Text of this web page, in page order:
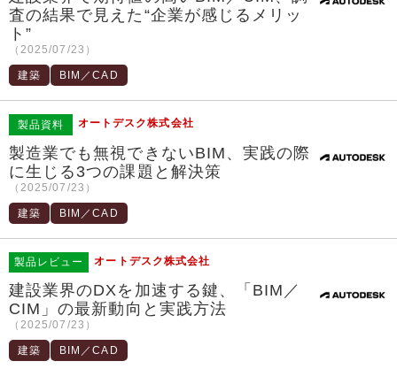
査の結果で見えた“企業が感じるメリッ
ト”
（2025/07/23）
建築 BIM／CAD
製品資料 オートデスク株式会社
製造業でも無視できないBIM、実践の際
に生じる3つの課題と解決策
（2025/07/23）
建築 BIM／CAD
製品レビュー オートデスク株式会社
建設業界のDXを加速する鍵、「BIM／
CIM」の最新動向と実践方法
（2025/07/23）
建築 BIM／CAD